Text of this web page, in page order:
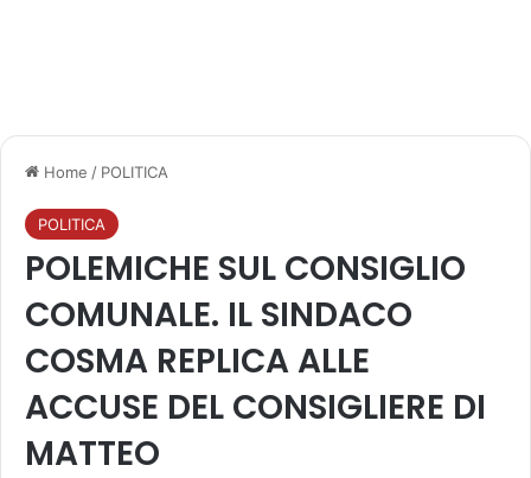
Home / POLITICA
POLITICA
POLEMICHE SUL CONSIGLIO
COMUNALE. IL SINDACO
COSMA REPLICA ALLE
ACCUSE DEL CONSIGLIERE DI
MATTEO